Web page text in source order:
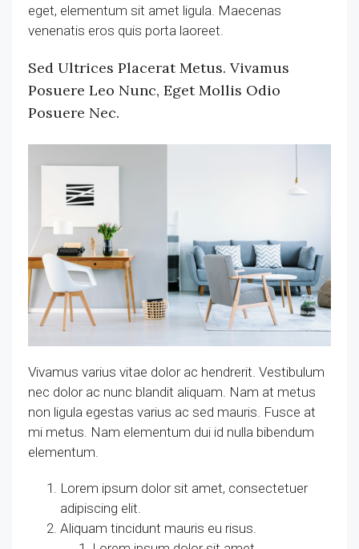
eget, elementum sit amet ligula. Maecenas
venenatis eros quis porta laoreet.
Sed Ultrices Placerat Metus. Vivamus
Posuere Leo Nunc, Eget Mollis Odio
Posuere Nec.
Vivamus varius vitae dolor ac hendrerit. Vestibulum
nec dolor ac nunc blandit aliquam. Nam at metus
non ligula egestas varius ac sed mauris. Fusce at
mi metus. Nam elementum dui id nulla bibendum
elementum.
Lorem ipsum dolor sit amet, consectetuer
adipiscing elit.
Aliquam tincidunt mauris eu risus.